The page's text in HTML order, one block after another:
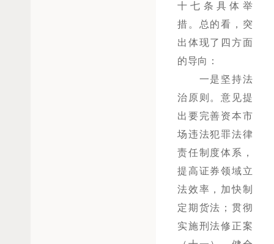
十七条具体举
措。总的看，突
出体现了四方面
的导向：
一是坚持法
治原则。意见提
出要完善资本市
场违法犯罪法律
责任制度体系，
提高证券领域立
法效率，加快制
定期货法；贯彻
实施刑法修正案